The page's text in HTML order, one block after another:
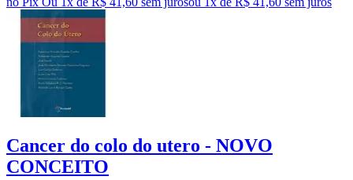
Cancer do colo do utero - NOVO
CONCEITO